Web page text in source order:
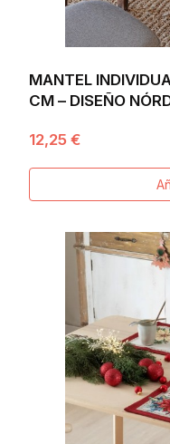
MANTEL
CM – DISEÑO
12,25 €